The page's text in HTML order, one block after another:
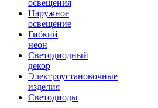
освещения
Наружное
освещение
Гибкий
неон
Светодиодный
декор
Электроустановочные
изделия
Светодиоды